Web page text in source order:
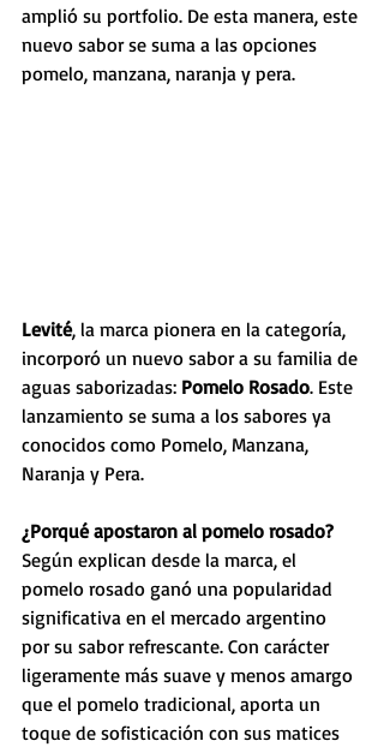
amplió su portfolio. De esta manera, este
nuevo sabor se suma a las opciones
pomelo, manzana, naranja y pera.
Levité, la marca pionera en la categoría,
incorporó un nuevo sabor a su familia de
aguas saborizadas: Pomelo Rosado. Este
lanzamiento se suma a los sabores ya
conocidos como Pomelo, Manzana,
Naranja y Pera.
¿Porqué apostaron al pomelo rosado?
Según explican desde la marca, el
pomelo rosado ganó una popularidad
significativa en el mercado argentino
por su sabor refrescante. Con carácter
ligeramente más suave y menos amargo
que el pomelo tradicional, aporta un
toque de sofisticación con sus matices